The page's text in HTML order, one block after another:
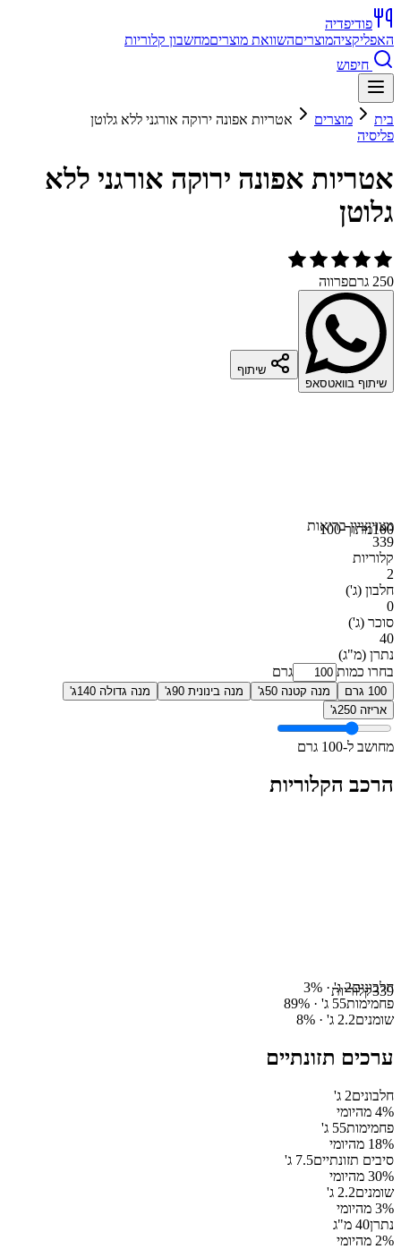
פודיפדיה
האפליקציהמוצריםהשוואת מוצריםמחשבון קלוריות
חיפוש
בית מוצרים
אטריות אפונה ירוקה אורגני ללא גלוטן
פליסיה
אטריות אפונה ירוקה אורגני ללא
גלוטן
250 גרם פרווה
שיתוף בוואטסאפ
שיתוף
100מתוך 100מצויןציון בריאות
339
קלוריות
2
חלבון (ג')
0
סוכר (ג')
40
נתרן (מ"ג)
בחרו כמות
גרם
100 גרם מנה קטנה 50ג' מנה בינונית 90ג'
מנה גדולה 140ג'
אריזה 250ג'
מחושב ל-100 גרם
הרכב הקלוריות
339קלוריותחלבונים2ג' · 3%
פחמימות55 ג' · 89%
שומנים2.2 ג' · 8%
ערכים תזונתיים
חלבונים2 ג'
4% מהיומי
פחמימות55 ג'
18% מהיומי
סיבים תזונתיים7.5 ג'
30% מהיומי
שומנים2.2 ג'
3% מהיומי
נתרן40 מ"ג
2% מהיומי